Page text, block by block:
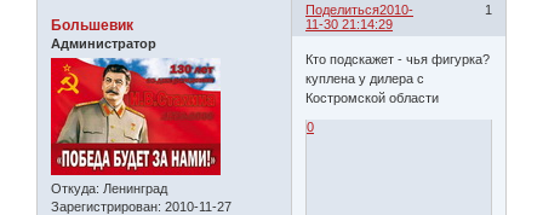
Поделиться 1
2010-
11-30 21:14:29
Большевик
Администратор
Откуда: Ленинград
Зарегистрирован: 2010-11-27
Кто подскажет - чья фигурка?
куплена у дилера с
Костромской области
0